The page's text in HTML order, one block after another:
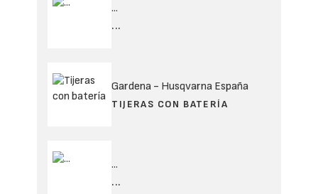
...
...
Gardena - Husqvarna España
TIJERAS CON BATERÍA
...
...